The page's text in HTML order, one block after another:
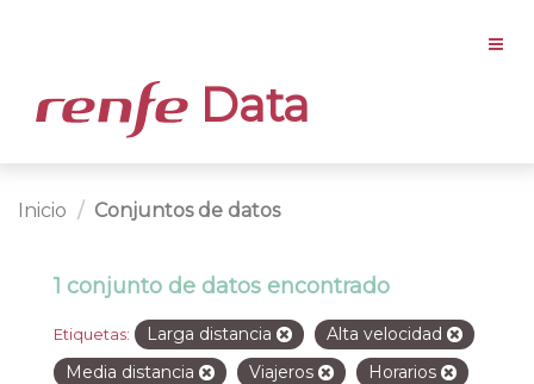
Data
Inicio Conjuntos de datos
1 conjunto de datos encontrado
Etiquetas: Larga distancia
Alta velocidad
Media distancia
Viajeros Horarios